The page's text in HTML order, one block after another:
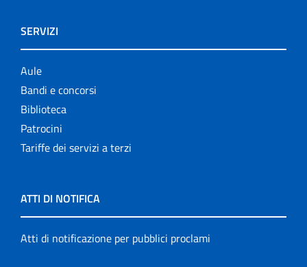
SERVIZI
Aule
Bandi e concorsi
Biblioteca
Patrocini
Tariffe dei servizi a terzi
ATTI DI NOTIFICA
Atti di notificazione per pubblici proclami